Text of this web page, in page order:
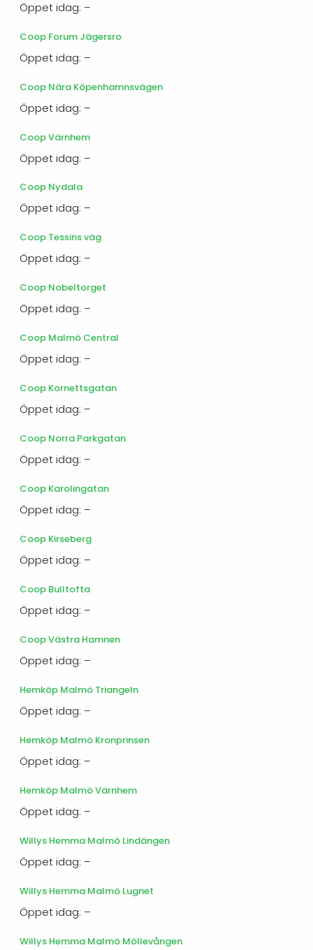
Öppet idag: –
Coop Forum Jägersro
Öppet idag: –
Coop Nära Köpenhamnsvägen
Öppet idag: –
Coop Värnhem
Öppet idag: –
Coop Nydala
Öppet idag: –
Coop Tessins väg
Öppet idag: –
Coop Nobeltorget
Öppet idag: –
Coop Malmö Central
Öppet idag: –
Coop Kornettsgatan
Öppet idag: –
Coop Norra Parkgatan
Öppet idag: –
Coop Karolingatan
Öppet idag: –
Coop Kirseberg
Öppet idag: –
Coop Bulltofta
Öppet idag: –
Coop Västra Hamnen
Öppet idag: –
Hemköp Malmö Triangeln
Öppet idag: –
Hemköp Malmö Kronprinsen
Öppet idag: –
Hemköp Malmö Värnhem
Öppet idag: –
Willys Hemma Malmö Lindängen
Öppet idag: –
Willys Hemma Malmö Lugnet
Öppet idag: –
Willys Hemma Malmö Möllevången